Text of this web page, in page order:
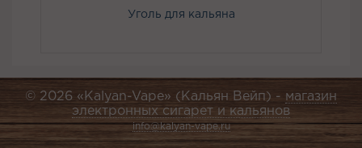
Уголь для кальяна
© 2026 «Kalyan-Vape» (Кальян Вейп) - магазин
электронных сигарет и кальянов
info@kalyan-vape.ru